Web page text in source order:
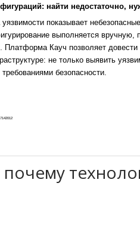
найти недостаточно,
показывает
выполняется вручную,
Платформа Кауч позволяет довести
не только выявить
требованиями безопасности.